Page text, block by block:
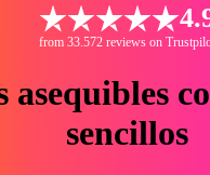
from 33.572 reviews on
asequibles
sencillos